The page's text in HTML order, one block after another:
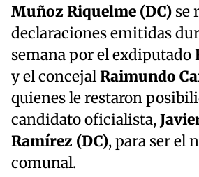
Muñoz Riquelme (DC) se
declaraciones emitidas
semana por el exdiputado
y el concejalRaimundo
quienes le restaron
candidato oficialista,
Ramírez (DC), para ser el
comunal.